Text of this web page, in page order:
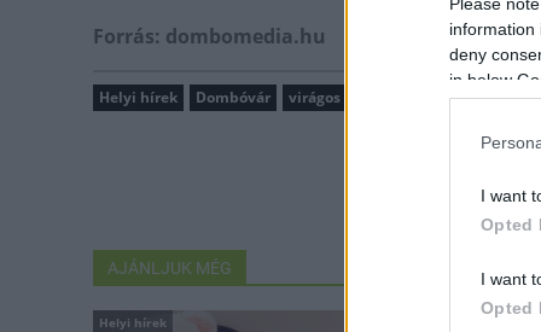
Please
information
deny
in below
I want
Opted
I want
Opted
Forrás: dombomedia.hu
Helyi hírek Dombóvár virágos Magyarország virágosítás
AJÁNLJUK MÉG
Helyi hírek